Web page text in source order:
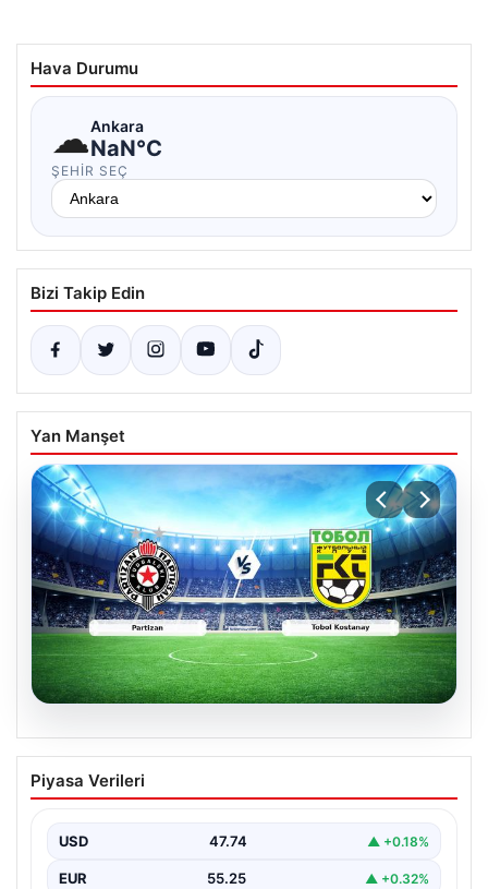
Hava Durumu
☁Ankara
NaN°C
ŞEHIR SEÇ
Bizi Takip Edin
Yan Manşet
06.08.2026
CANLI | Partizan – Tobol Kostanay Canlı
Maç Anlatımı
Piyasa Verileri
USD 47.74 ▲ +0.18%
EUR 55.25 ▲ +0.32%